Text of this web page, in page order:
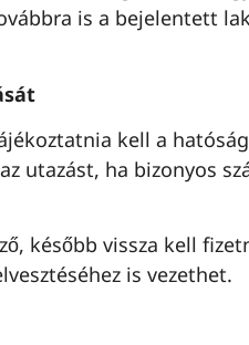
is a bejelentett
kell a
utazást, ha bizonyos
később vissza kell
is vezethet.